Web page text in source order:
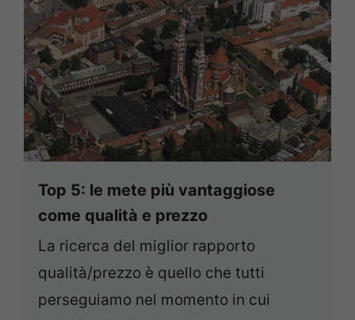
Top 5: le mete più vantaggiose
come qualità e prezzo
La ricerca del miglior rapporto
qualità/prezzo è quello che tutti
perseguiamo nel momento in cui